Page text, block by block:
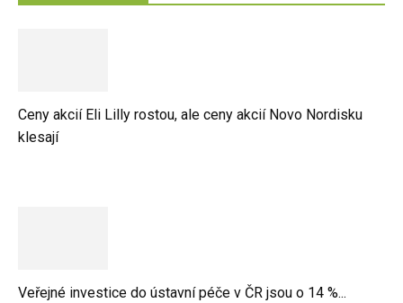
Ceny akcií Eli Lilly rostou, ale ceny akcií Novo Nordisku
klesají
Veřejné investice do ústavní péče v ČR jsou o 14 %...